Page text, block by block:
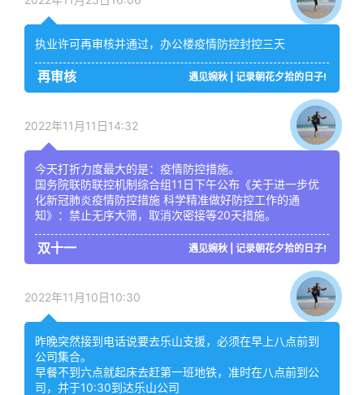
执业许可再审核并通过，办公楼疫情防控封控三天
再审核 遇见婉秋 | 记录朝花夕拾的日子!
2022年11月11日14:32
今天打折力度最大的是：疫情防控措施。
国务院联防联控机制综合组11日下午公布《关于进一步优
化新冠肺炎疫情防控措施 科学精准做好防控工作的通
知》：禁止无序大筛，取消次密接等20天措施。
双十一 遇见婉秋 | 记录朝花夕拾的日子!
2022年11月10日10:30
昨晚突然接到电话说要去乐山支援，必须在早上八点前到
公司集合。
早餐不到六点就起床去赶第一班地铁，准时在八点前到公
司，并于10:30到达乐山公司